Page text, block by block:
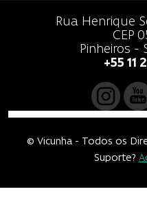
Rua Henrique
CEP
Pinheiros -
+55 11
© Vicunha - Todos os
Suporte?